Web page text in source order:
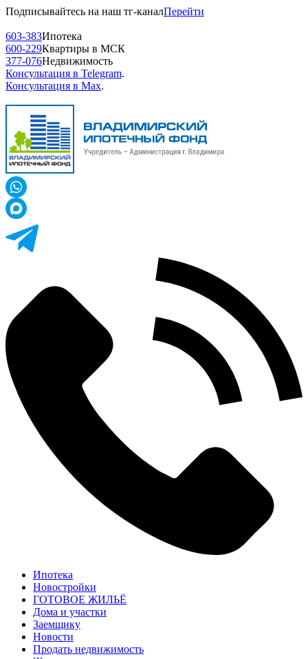
Подписывайтесь на наш тг-каналПерейти
603-383Ипотека
600-229Квартиры в МСК
377-076Недвижимость
Консультация в Telegram.
Консультация в Max.
Ипотека
Новостройки
ГОТОВОЕ ЖИЛЬЁ
Дома и участки
Заемщику
Новости
Продать недвижимость